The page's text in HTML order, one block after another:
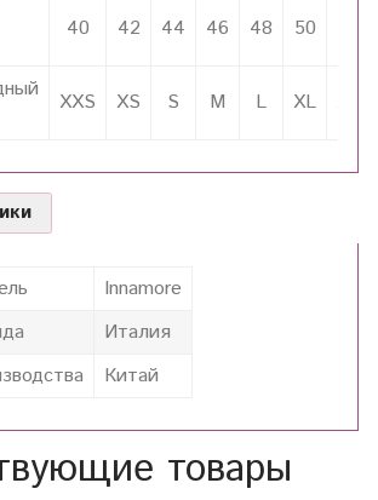
40 42 44 46 48 50
XXS XS S M L XL
Innamore
Италия
Китай
товары